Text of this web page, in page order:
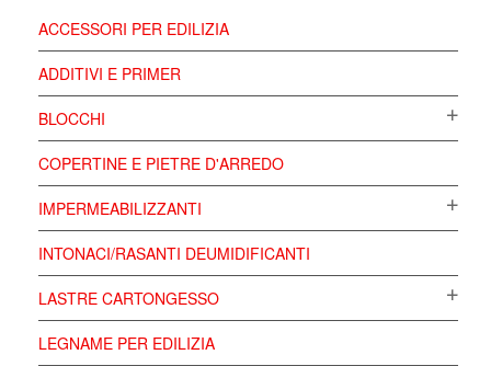
ACCESSORI PER EDILIZIA
ADDITIVI E PRIMER
BLOCCHI
COPERTINE E PIETRE D'ARREDO
IMPERMEABILIZZANTI
INTONACI/RASANTI DEUMIDIFICANTI
LASTRE CARTONGESSO
LEGNAME PER EDILIZIA